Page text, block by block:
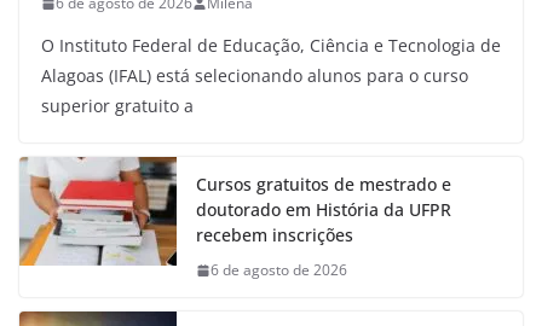
O Instituto Federal de Educação, Ciência e Tecnologia de
Alagoas (IFAL) está selecionando alunos para o curso
superior gratuito a
Cursos gratuitos de mestrado e
doutorado em História da UFPR
recebem inscrições
6 de agosto de 2026